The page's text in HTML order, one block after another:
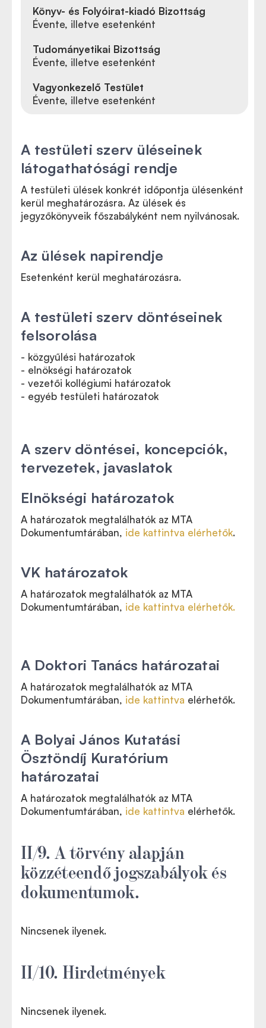
Könyv- és Folyóirat-kiadó Bizottság
Évente, illetve esetenként
Tudományetikai Bizottság
Évente, illetve esetenként
Vagyonkezelő Testület
Évente, illetve esetenként
A testületi szerv üléseinek
látogathatósági rendje
A testületi ülések konkrét időpontja ülésenként
kerül meghatározásra. Az ülések és
jegyzőkönyveik főszabályként nem nyilvánosak.
Az ülések napirendje
Esetenként kerül meghatározásra.
A testületi szerv döntéseinek
felsorolása
- közgyűlési határozatok
- elnökségi határozatok
- vezetői kollégiumi határozatok
- egyéb testületi határozatok
A szerv döntései, koncepciók,
tervezetek, javaslatok
Elnökségi határozatok
A határozatok megtalálhatók az MTA
Dokumentumtárában, ide kattintva elérhetők.
VK határozatok
A határozatok megtalálhatók az MTA
Dokumentumtárában, ide kattintva elérhetők.
A Doktori Tanács határozatai
A határozatok megtalálhatók az MTA
Dokumentumtárában, ide kattintva elérhetők.
A Bolyai János Kutatási
Ösztöndíj Kuratórium
határozatai
A határozatok megtalálhatók az MTA
Dokumentumtárában, ide kattintva elérhetők.
II/9. A törvény alapján
közzéteendő jogszabályok és
dokumentumok.
Nincsenek ilyenek.
II/10. Hirdetmények
Nincsenek ilyenek.